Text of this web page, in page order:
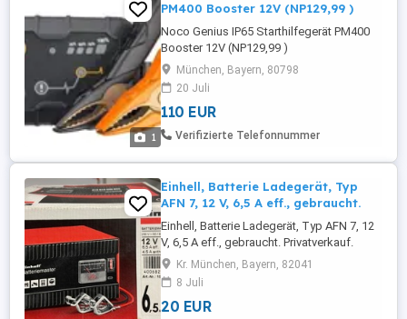
1
PM400 Booster 12V (NP129,99 )
Noco Genius IP65 Starthilfegerät PM400
Booster 12V (NP129,99 )
München, Bayern, 80798
20 Juli
110 EUR
Verifizierte Telefonnummer
Einhell, Batterie Ladegerät, Typ
AFN 7, 12 V, 6,5 A eff., gebraucht.
Einhell, Batterie Ladegerät, Typ AFN 7, 12
V, 6,5 A eff., gebraucht. Privatverkauf.
Keine Haftung. Keine Rückgabe. Der
Verkauf erfolgt unter Ausschluss jeglicher
Sachmängelhaftung.
Kr. München, Bayern, 82041
8 Juli
20 EUR